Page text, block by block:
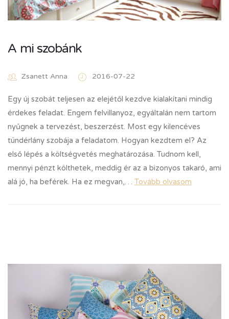
A mi szobánk
Zsanett Anna 2016-07-22
Egy új szobát teljesen az elejétől kezdve kialakítani mindig
érdekes feladat. Engem felvillanyoz, egyáltalán nem tartom
nyűgnek a tervezést, beszerzést. Most egy kilencéves
tündérlány szobája a feladatom. Hogyan kezdtem el? Az
első lépés a költségvetés meghatározása. Tudnom kell,
mennyi pénzt költhetek, meddig ér az a bizonyos takaró, ami
alá jó, ha beférek. Ha ez megvan,… Tovább olvasom